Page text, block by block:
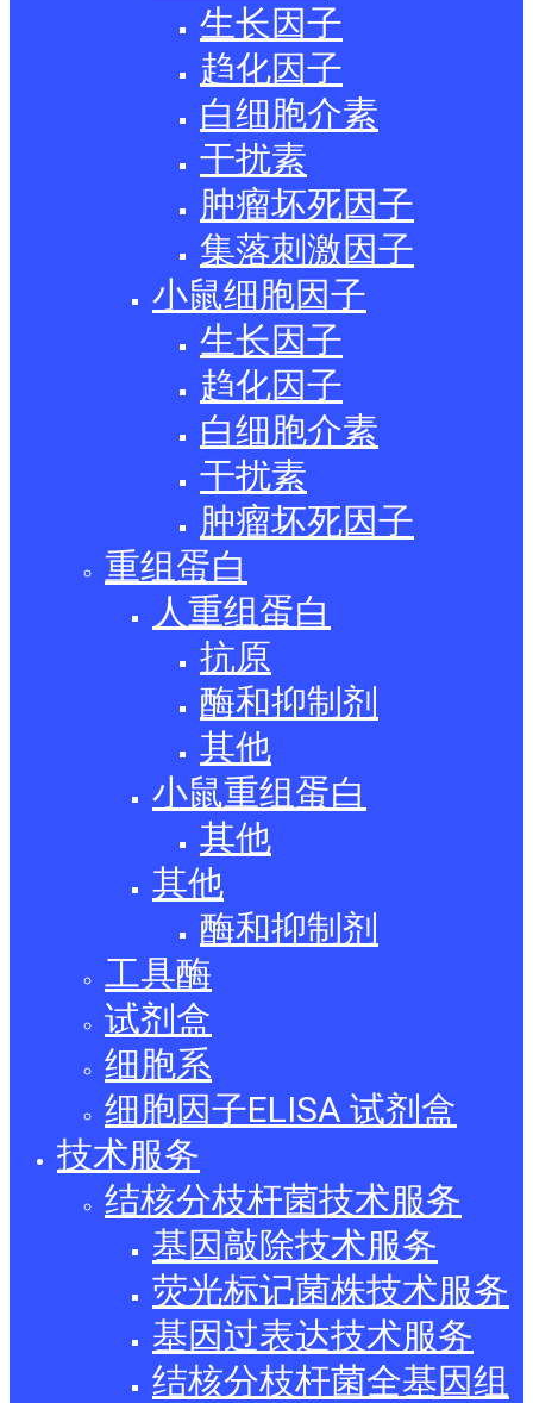
生长因子
趋化因子
白细胞介素
干扰素
肿瘤坏死因子
集落刺激因子
小鼠细胞因子
生长因子
趋化因子
白细胞介素
干扰素
肿瘤坏死因子
重组蛋白
人重组蛋白
抗原
酶和抑制剂
其他
小鼠重组蛋白
其他
其他
酶和抑制剂
工具酶
试剂盒
细胞系
细胞因子ELISA 试剂盒
技术服务
结核分枝杆菌技术服务
基因敲除技术服务
荧光标记菌株技术服务
基因过表达技术服务
结核分枝杆菌全基因组